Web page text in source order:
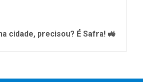
cidade, precisou? É Safra! 🚜